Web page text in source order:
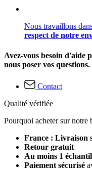
Nous travaillons
respect de notre
Avez-vous besoin d'aide
nous poser vos questions.
Contact
Qualité vérifiée
Pourquoi acheter sur notre
France : Livraison
Retour gratuit
Au moins 1
Paiement sécurisé